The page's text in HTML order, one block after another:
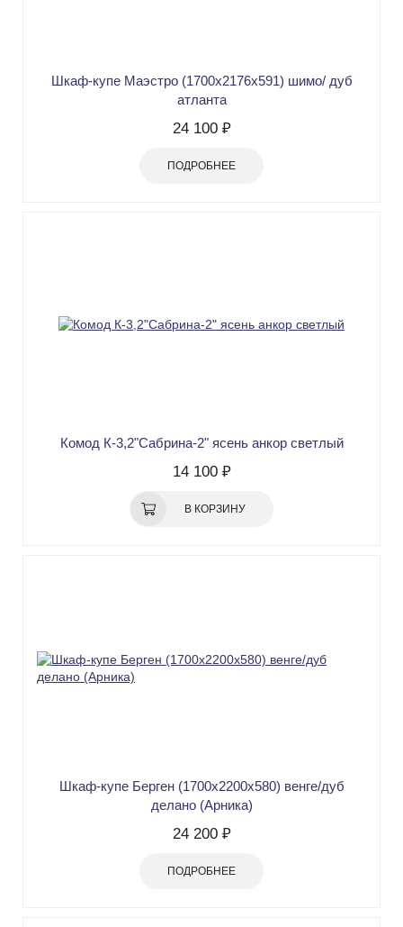
Шкаф-купе Маэстро (1700х2176х591) шимо/ дуб
атланта
24 100 ₽
ПОДРОБНЕЕ
Комод К-3,2"Сабрина-2" ясень анкор светлый
14 100 ₽
В КОРЗИНУ
Шкаф-купе Берген (1700х2200х580) венге/дуб
делано (Арника)
24 200 ₽
ПОДРОБНЕЕ